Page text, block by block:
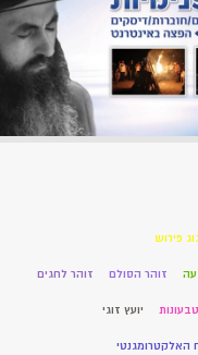
פירוש
זוהר הסולם זוהר לחגים
טבעונות יועץ זוגי
האלקטרומגנטי